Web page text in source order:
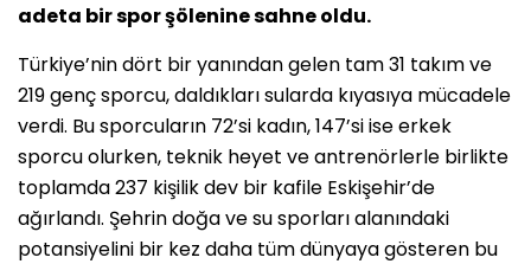
adeta bir spor şölenine sahne oldu.
Türkiye’nin dört bir yanından gelen tam 31 takım ve
219 genç sporcu, daldıkları sularda kıyasıya mücadele
verdi. Bu sporcuların 72’si kadın, 147’si ise erkek
sporcu olurken, teknik heyet ve antrenörlerle birlikte
toplamda 237 kişilik dev bir kafile Eskişehir’de
ağırlandı. Şehrin doğa ve su sporları alanındaki
potansiyelini bir kez daha tüm dünyaya gösteren bu